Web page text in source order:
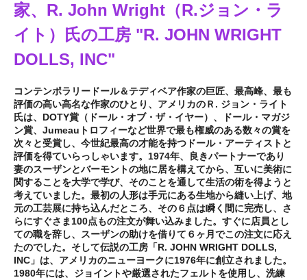
家、R. John Wright（R.ジョン・ラ
イト）氏の工房 "R. JOHN WRIGHT
DOLLS, INC"
コンテンポラリードール＆テディベア作家の巨匠、最高峰、最も
評価の高い高名な作家のひとり、アメリカのＲ. ジョン・ライト
氏は、DOTY賞（ドール・オブ・ザ・イヤー）、ドール・マガジ
ン賞、Jumeauトロフィーなど世界で最も権威のある数々の賞を
次々と受賞し、今世紀最高の才能を持つドール・アーティストと
評価を得ていらっしゃいます。1974年、良きパートナーであり
妻のスーザンとバーモントの地に居を構えてから、互いに美術に
関することを大学で学び、そのことを通して生活の術を得ようと
考えていました。最初の人形は手元にある生地から縫い上げ、地
元の工芸展に持ち込んだところ、その６点は瞬く間に完売し、さ
らにすぐさま100点もの注文が舞い込みました。すぐに店員とし
ての職を辞し、スーザンの助けを借りて６ヶ月でこの注文に応え
たのでした。そして伝説の工房「R. JOHN WRIGHT DOLLS,
INC」は、アメリカのニューヨークに1976年に創立されました。
1980年には、ジョイントや厳選されたフェルトを使用し、洗練